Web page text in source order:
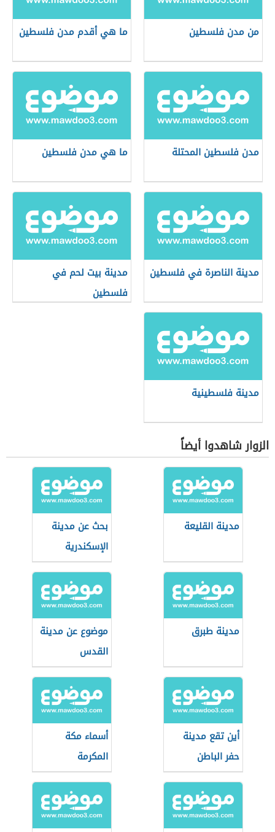
من مدن فلسطين ما هي أقدم مدن فلسطين
مدن فلسطين المحتلة ما هي مدن فلسطين
مدينة الناصرة في فلسطين
مدينة بيت لحم في
فلسطين
مدينة فلسطينية
الزوار شاهدوا أيضاً
مدينة القليعة
بحث عن مدينة
الإسكندرية
مدينة طبرق
موضوع عن مدينة
القدس
أين تقع مدينة
حفر الباطن
أسماء مكة
المكرمة